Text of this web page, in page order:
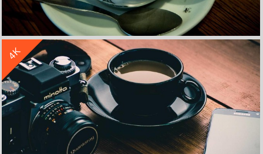
咖啡5k壁纸
4K
立 即 下 载
收 藏